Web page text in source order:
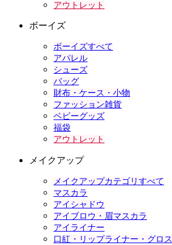
アウトレット
ボーイズ
ボーイズすべて
アパレル
シューズ
バッグ
財布・ケース・小物
ファッション雑貨
ベビーグッズ
福袋
アウトレット
メイクアップ
メイクアップカテゴリすべて
マスカラ
アイシャドウ
アイブロウ・眉マスカラ
アイライナー
口紅・リップライナー・グロス